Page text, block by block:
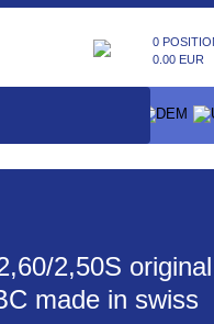
0
0.00 EUR
2,50S original
made in swiss